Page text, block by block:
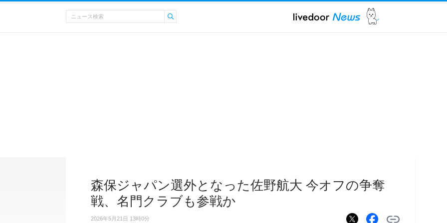
森保ジャパン選外となった佐野航大 今オフの争奪
戦、名門クラブも参戦か
2026年5月21日 13時0分